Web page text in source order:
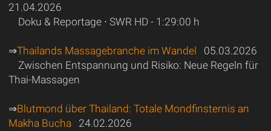
21.04.2026
Doku & Reportage ∙ SWR HD - 1:29:00 h
⇒Thailands Massagebranche im Wandel
05.03.2026
Zwischen Entspannung und Risiko: Neue Regeln für
Thai-Massagen
⇒Blutmond über Thailand: Totale Mondfinsternis an
Makha Bucha 24.02.2026